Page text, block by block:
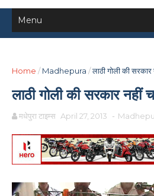
Home / Madhepura /लाठी गोली की
लाठी गोली की सरकार नहीं
मधेपुरा टाइम्स April 27, 2013 -